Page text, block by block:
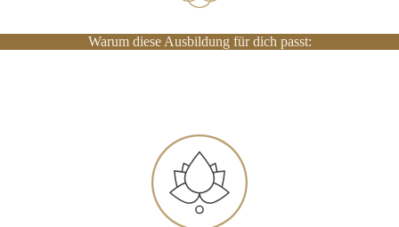
Warum diese Ausbildung für dich passt: